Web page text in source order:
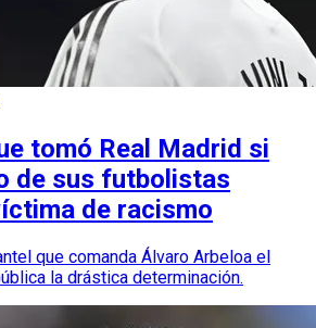
tomó Real Madrid si
de sus futbolistas
de racismo
que comanda Álvaro Arbeloa el
la drástica determinación.